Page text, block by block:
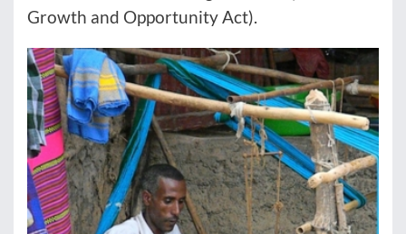
Growth and Opportunity Act).